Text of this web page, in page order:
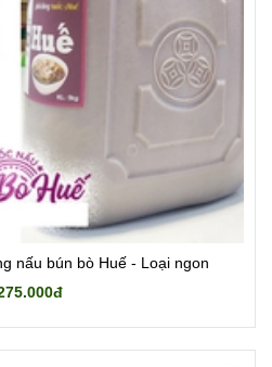
nấu bún bò Huế - Loại ngon